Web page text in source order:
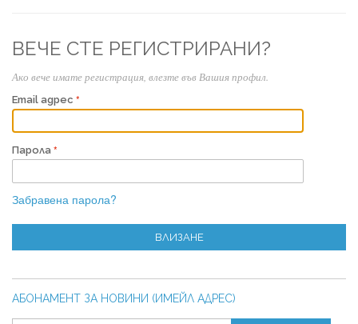
ВЕЧЕ СТЕ РЕГИСТРИРАНИ?
Ако вече имате регистрация, влезте във Вашия профил.
Email адрес
Парола
Забравена парола?
ВЛИЗАНЕ
АБОНАМЕНТ ЗА НОВИНИ (ИМЕЙЛ АДРЕС)